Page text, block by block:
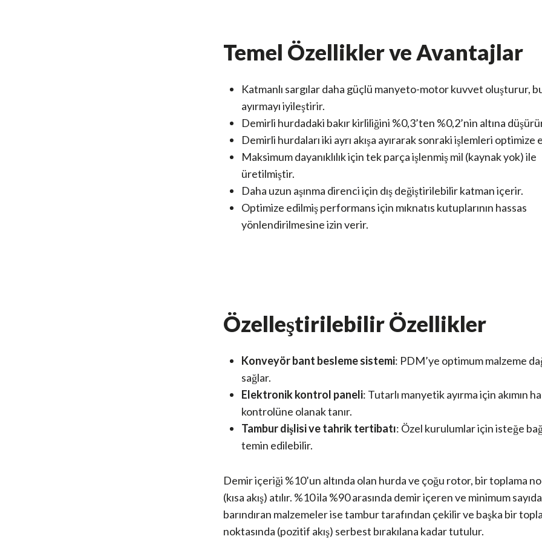
Temel Özellikler ve Avantajlar
Katmanlı sargılar daha güçlü manyeto-motor kuvvet oluşturur,
ayırmayı iyileştirir.
Demirli hurdadaki bakır kirliliğini %0,3’ten %0,2’nin altına
Demirli hurdaları iki ayrı akışa ayırarak sonraki işlemleri optimize
Maksimum dayanıklılık için tek parça işlenmiş mil (kaynak yok) ile
üretilmiştir.
Daha uzun aşınma direnci için dış değiştirilebilir katman içerir.
Optimize edilmiş performans için mıknatıs kutuplarının hassas
yönlendirilmesine izin verir.
Özelleştirilebilir Özellikler
Konveyör bant besleme sistemi: PDM’ye optimum malzeme
sağlar.
Elektronik kontrol paneli: Tutarlı manyetik ayırma için akımın
kontrolüne olanak tanır.
Tambur dişlisi ve tahrik tertibatı: Özel kurulumlar için isteğe
temin edilebilir.
Demir içeriği %10’un altında olan hurda ve çoğu rotor, bir toplama
(kısa akış) atılır. %10 ila %90 arasında demir içeren ve minimum
barındıran malzemeler ise tambur tarafından çekilir ve başka bir
noktasında (pozitif akış) serbest bırakılana kadar tutulur.